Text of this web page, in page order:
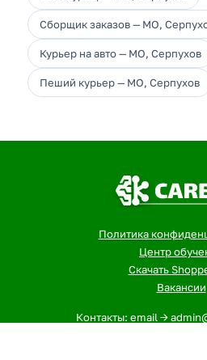
Сборщик заказов — МО,
Курьер на авто — МО, Серпухов
Пеший курьер — МО, Серпухов
Политика
Центр
Скачать
Вакансии
Контакты: email ->